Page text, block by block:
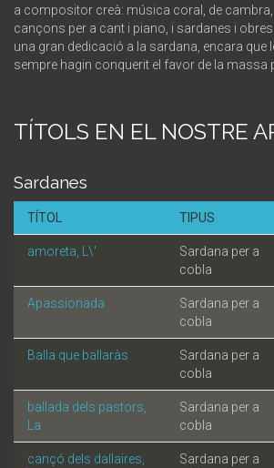
a compositor creà: música coral, de cambra,
cançons per a cant i piano, i sardanes i
una gran dedicació a la sardana, encara que
sempre hagin conquerit el favor de la massa
TÍTOLS EN EL NOSTRE
Sardanes
TÍTOL TIPUS
amoreta, L\'
Sardana per a
cobla
Apassionada
Sardana per a
cobla
Balla que ballaràs
Sardana per a
cobla
ballada dels pastors,
La
Sardana per a
cobla
cançó dels dallaires,
Sardana per a